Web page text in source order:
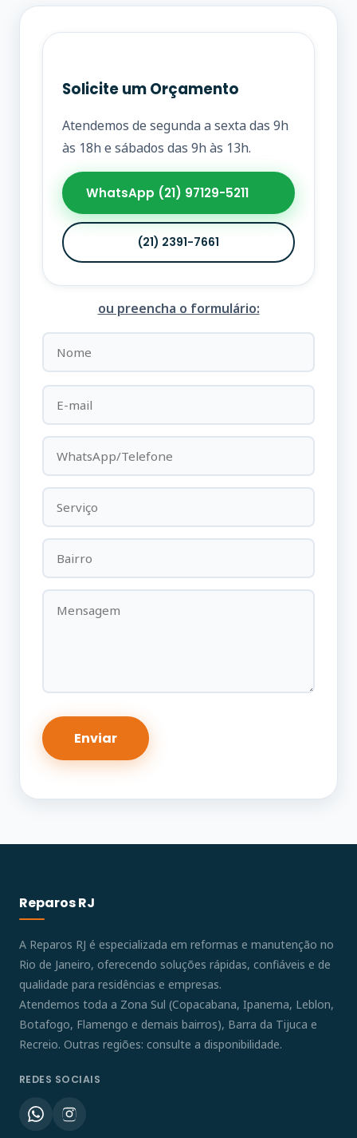
Solicite um Orçamento
Atendemos de segunda a sexta das 9h
às 18h e sábados das 9h às 13h.
WhatsApp (21) 97129-5211
(21) 2391-7661
ou preencha o formulário:
Reparos RJ
A Reparos RJ é especializada em reformas e manutenção no
Rio de Janeiro, oferecendo soluções rápidas, confiáveis e de
qualidade para residências e empresas.
Atendemos toda a Zona Sul (Copacabana, Ipanema, Leblon,
Botafogo, Flamengo e demais bairros), Barra da Tijuca e
Recreio. Outras regiões: consulte a disponibilidade.
REDES SOCIAIS